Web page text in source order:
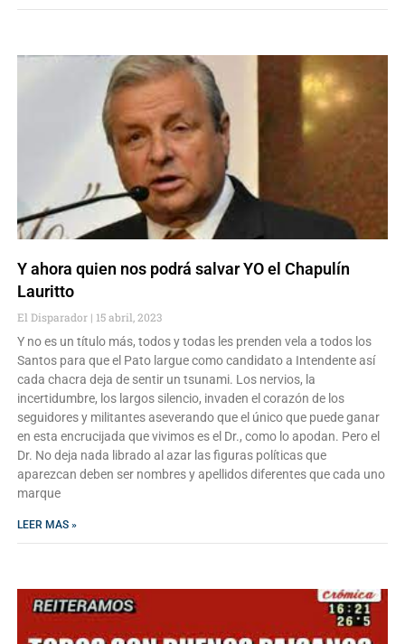
Y ahora quien nos podrá salvar YO el Chapulín
Lauritto
El Disparador
15 abril, 2023
Y no es un título más, todos y todas les prenden vela a todos los
Santos para que el Pato largue como candidato a Intendente así
cada chacra deja de sentir un tsunami. Los nervios, la
incertidumbre, los largos silencio, invaden el corazón de los
seguidores y militantes aseverando que el único que puede ganar
en esta encrucijada que vivimos es el Dr., como lo apodan. Pero el
Dr. No deja nada librado al azar las figuras políticas que
aparezcan deben ser nombres y apellidos diferentes que cada uno
marque
LEER MAS »